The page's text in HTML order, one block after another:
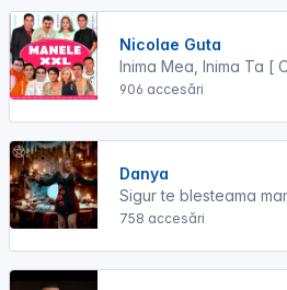
Nicolae Guta
Inima Mea, Inima Ta [
906 accesări
Danya
Sigur te blesteama
758 accesări